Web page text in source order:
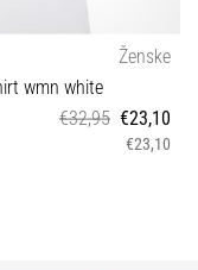
Ženske
wmn white
€32,95 €23,10
€23,10